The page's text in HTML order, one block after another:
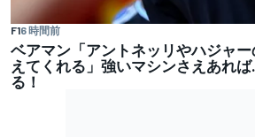
F16 時間前
ベアマン「アントネッリやハジャ
えてくれる」強いマシンさえあれ
る！